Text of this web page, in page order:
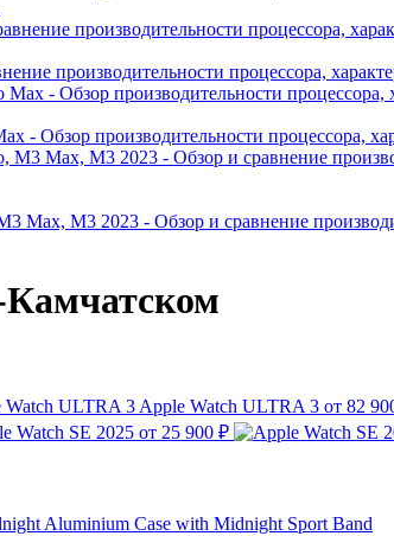
производительности процессора,
- Обзор производительности процессора,
Max, M3 2023 - Обзор и сравнение
Apple Watch ULTRA 3 от 82
Watch SE 2025 от 25 900 ₽